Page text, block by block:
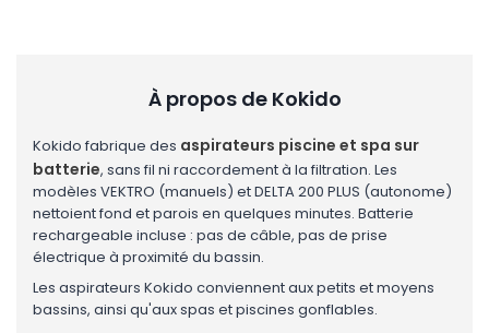
À propos de Kokido
Kokido fabrique des aspirateurs piscine et spa sur
batterie, sans fil ni raccordement à la filtration. Les
modèles VEKTRO (manuels) et DELTA 200 PLUS (autonome)
nettoient fond et parois en quelques minutes. Batterie
rechargeable incluse : pas de câble, pas de prise
électrique à proximité du bassin.
Les aspirateurs Kokido conviennent aux petits et moyens
bassins, ainsi qu'aux spas et piscines gonflables.